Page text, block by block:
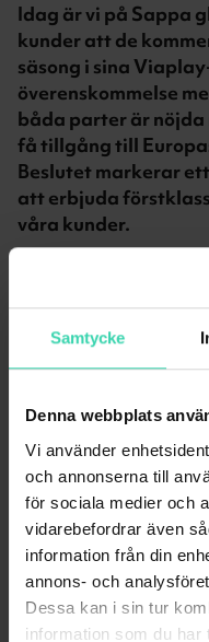
Samtycke
Denna webbplats
Vi använder
och annonserna till
för sociala medier och
vidarebefordrar även
information från din
annons- och
Dessa kan i sin tur
information som du har
Idag är vi på Sappa
kunder att de
säsong i sina
överenskommelse
båda parter är
få tillgång till
Beslutet markerar
att erbjuda
våra kunder.
— Vi har en lång
Viaplay och detta
kunder och
behövt stänga ner
visar på vår
kunder värderar
produktchef för TV
Överenskommelsen
med linjära TV-paket
samt de som har
kommer kunna följa
säsongen från start.
kunna erbjuda våra